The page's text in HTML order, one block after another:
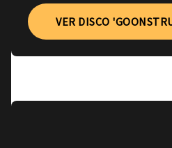
VER DISCO